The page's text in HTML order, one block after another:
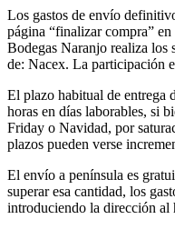
Los gastos de envío
página “finalizar compra”
Bodegas Naranjo realiza los
de: Nacex. La participación
El plazo habitual de entrega
horas en días laborables, si
Friday o Navidad, por
plazos pueden verse
El envío a península es
superar esa cantidad, los
introduciendo la dirección al